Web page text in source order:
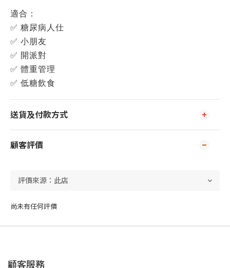
適合：
✅ 糖尿病人仕
✅ 小朋友
✅ 開派對
✅ 體重管理
✅ 低糖飲食
送貨及付款方式
顧客評價
尚未有任何評價
顧客服務